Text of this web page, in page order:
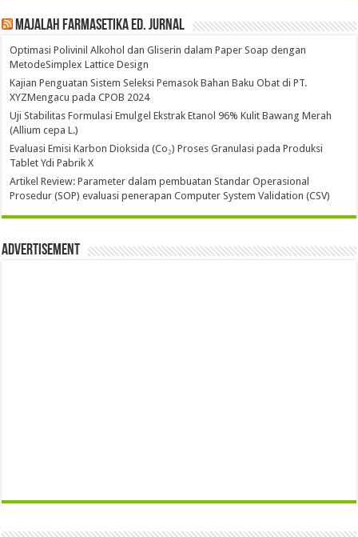
Majalah Farmasetika Ed. Jurnal
Optimasi Polivinil Alkohol dan Gliserin dalam Paper Soap dengan
MetodeSimplex Lattice Design
Kajian Penguatan Sistem Seleksi Pemasok Bahan Baku Obat di PT.
XYZMengacu pada CPOB 2024
Uji Stabilitas Formulasi Emulgel Ekstrak Etanol 96% Kulit Bawang Merah
(Allium cepa L.)
Evaluasi Emisi Karbon Dioksida (Co₂) Proses Granulasi pada Produksi
Tablet Ydi Pabrik X
Artikel Review: Parameter dalam pembuatan Standar Operasional
Prosedur (SOP) evaluasi penerapan Computer System Validation (CSV)
Advertisement